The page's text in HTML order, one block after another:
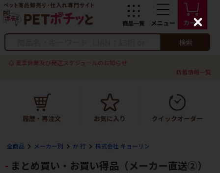
検索
夏季休業及び発送スケジュールのお知らせ
新着情報一覧
全商品 メーカー別 か 行 株式会社 キョーリン
まとめ買い・お買い得品（メーカー直送②）
C
l
s